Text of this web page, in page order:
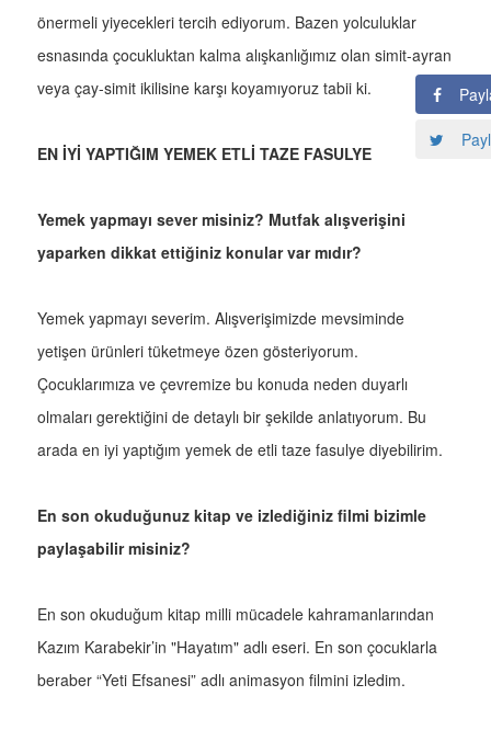
önermeli yiyecekleri tercih ediyorum. Bazen yolculuklar
esnasında çocukluktan kalma alışkanlığımız olan simit-ayran
veya çay-simit ikilisine karşı koyamıyoruz tabii ki.
EN İYİ YAPTIĞIM YEMEK ETLİ TAZE FASULYE
Yemek yapmayı sever misiniz? Mutfak alışverişini
yaparken dikkat ettiğiniz konular var mıdır?
Yemek yapmayı severim. Alışverişimizde mevsiminde
yetişen ürünleri tüketmeye özen gösteriyorum.
Çocuklarımıza ve çevremize bu konuda neden duyarlı
olmaları gerektiğini de detaylı bir şekilde anlatıyorum. Bu
arada en iyi yaptığım yemek de etli taze fasulye diyebilirim.
En son okuduğunuz kitap ve izlediğiniz filmi bizimle
paylaşabilir misiniz?
En son okuduğum kitap milli mücadele kahramanlarından
Kazım Karabekir’in "Hayatım" adlı eseri. En son çocuklarla
beraber “Yeti Efsanesi” adlı animasyon filmini izledim.